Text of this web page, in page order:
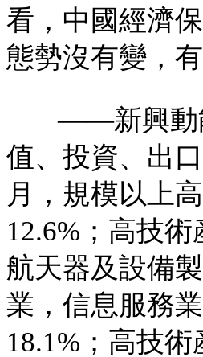
看，中國經濟
態勢沒有變，
——新興動
值、投資、出
月，規模以上
12.6%；高技
航天器及設備
業，信息服務
18.1%；高技